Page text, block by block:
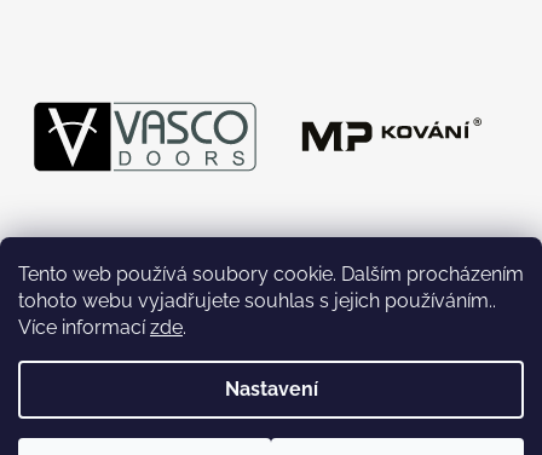
Tento web používá soubory cookie. Dalším procházením
tohoto webu vyjadřujete souhlas s jejich používáním..
Více informacízde.
Nastavení
Vytvořil Shoptet